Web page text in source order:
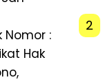
:
Hak
2